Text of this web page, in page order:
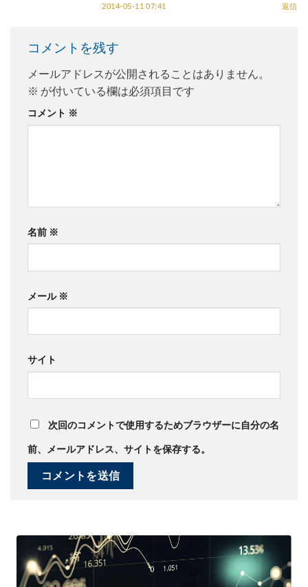
2014-05-11 07:41 返信
コメントを残す
メールアドレスが公開されることはありません。
※ が付いている欄は必須項目です
コメント ※
名前 ※
メール ※
サイト
次回のコメントで使用するためブラウザーに自分の名
前、メールアドレス、サイトを保存する。